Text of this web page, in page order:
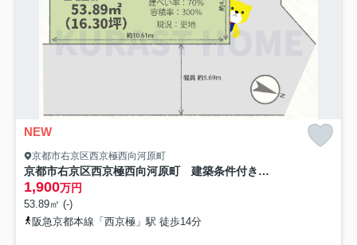
NEW
京都市右京区西京極西向河原町
京都市右京区西京極西向河原町 建築条件付き土地
1,900万円
53.89㎡ (-)
阪急京都本線「西京極」駅 徒歩14分